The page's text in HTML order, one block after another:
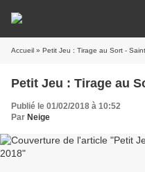
Accueil » Petit Jeu : Tirage au Sort -
Petit Jeu : Tirage au
Publié le 01/02/2018 à 10:52
Par Neige